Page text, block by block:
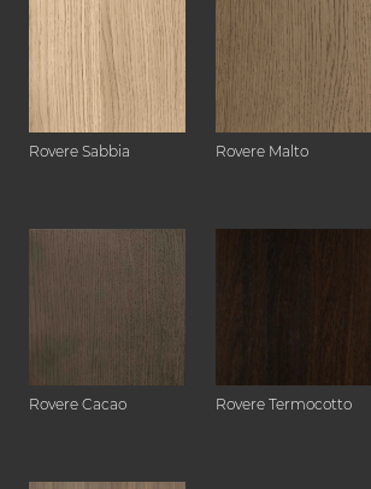
Rovere Sabbia Rovere Malto
Rovere Cacao Rovere Termocotto